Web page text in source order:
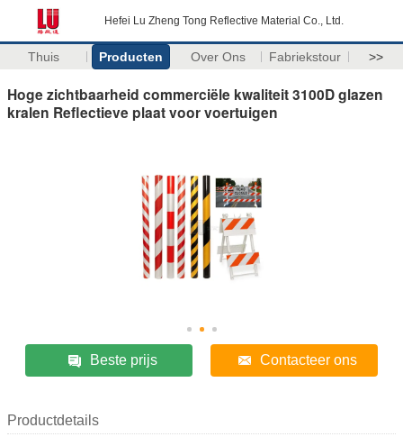
Hefei Lu Zheng Tong Reflective Material Co., Ltd.
Thuis Producten Over Ons Fabriekstour >>
Hoge zichtbaarheid commerciële kwaliteit 3100D glazen
kralen Reflectieve plaat voor voertuigen
Beste prijs Contacteer ons
Productdetails